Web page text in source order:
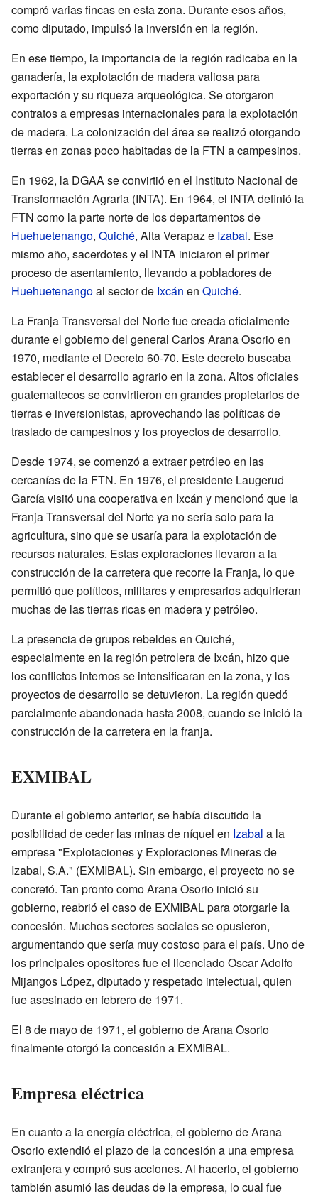
compró varias fincas en esta zona. Durante esos años,
como diputado, impulsó la inversión en la región.
En ese tiempo, la importancia de la región radicaba en la
ganadería, la explotación de madera valiosa para
exportación y su riqueza arqueológica. Se otorgaron
contratos a empresas internacionales para la explotación
de madera. La colonización del área se realizó otorgando
tierras en zonas poco habitadas de la FTN a campesinos.
En 1962, la DGAA se convirtió en el Instituto Nacional de
Transformación Agraria (INTA). En 1964, el INTA definió la
FTN como la parte norte de los departamentos de
Huehuetenango, Quiché, Alta Verapaz e Izabal. Ese
mismo año, sacerdotes y el INTA iniciaron el primer
proceso de asentamiento, llevando a pobladores de
Huehuetenangoal sector de Ixcán en Quiché.
La Franja Transversal del Norte fue creada oficialmente
durante el gobierno del general Carlos Arana Osorio en
1970, mediante el Decreto 60-70. Este decreto buscaba
establecer el desarrollo agrario en la zona. Altos oficiales
guatemaltecos se convirtieron en grandes propietarios de
tierras e inversionistas, aprovechando las políticas de
traslado de campesinos y los proyectos de desarrollo.
Desde 1974, se comenzó a extraer petróleo en las
cercanías de la FTN. En 1976, el presidente Laugerud
García visitó una cooperativa en Ixcán y mencionó que la
Franja Transversal del Norte ya no sería solo para la
agricultura, sino que se usaría para la explotación de
recursos naturales. Estas exploraciones llevaron a la
construcción de la carretera que recorre la Franja, lo que
permitió que políticos, militares y empresarios adquirieran
muchas de las tierras ricas en madera y petróleo.
La presencia de grupos rebeldes en Quiché,
especialmente en la región petrolera de Ixcán, hizo que
los conflictos internos se intensificaran en la zona, y los
proyectos de desarrollo se detuvieron. La región quedó
parcialmente abandonada hasta 2008, cuando se inició la
construcción de la carretera en la franja.
EXMIBAL
Durante el gobierno anterior, se había discutido la
posibilidad de ceder las minas de níquel en Izabal a la
empresa "Explotaciones y Exploraciones Mineras de
Izabal, S.A." (EXMIBAL). Sin embargo, el proyecto no se
concretó. Tan pronto como Arana Osorio inició su
gobierno, reabrió el caso de EXMIBAL para otorgarle la
concesión. Muchos sectores sociales se opusieron,
argumentando que sería muy costoso para el país. Uno de
los principales opositores fue el licenciado Oscar Adolfo
Mijangos López, diputado y respetado intelectual, quien
fue asesinado en febrero de 1971.
El 8 de mayo de 1971, el gobierno de Arana Osorio
finalmente otorgó la concesión a EXMIBAL.
Empresa eléctrica
En cuanto a la energía eléctrica, el gobierno de Arana
Osorio extendió el plazo de la concesión a una empresa
extranjera y compró sus acciones. Al hacerlo, el gobierno
también asumió las deudas de la empresa, lo cual fue